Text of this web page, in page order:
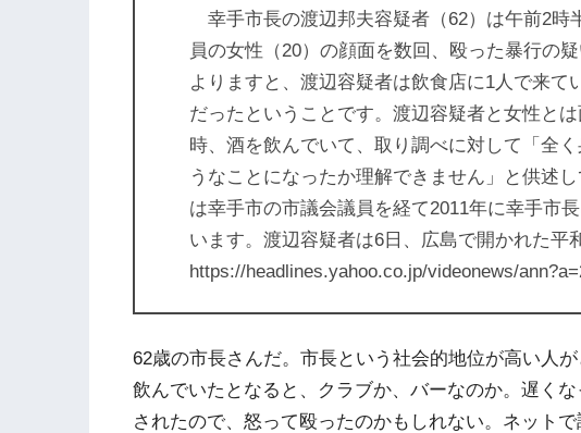
幸手市長の渡辺邦夫容疑者（62）は午前2時
員の女性（20）の顔面を数回、殴った暴行の
よりますと、渡辺容疑者は飲食店に1人で来て
だったということです。渡辺容疑者と女性と
時、酒を飲んでいて、取り調べに対して「全
うなことになったか理解できません」と供述
は幸手市の市議会議員を経て2011年に幸手市
います。渡辺容疑者は6日、広島で開かれた平
https://headlines.yahoo.co.jp/videonews/
62歳の市長さんだ。市長という社会的地位が高い人
飲んでいたとなると、クラブか、バーなのか。遅く
されたので、怒って殴ったのかもしれない。ネット